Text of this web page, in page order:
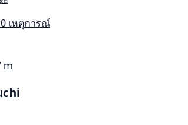
เหตุการณ์
m